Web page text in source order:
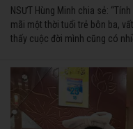
NSƯT Hùng Minh chia sẻ:
mãi một thời tuổi trẻ bôn ba,
thấy cuộc đời mình cũng có
ngược nhận được những cơ
diễn”.